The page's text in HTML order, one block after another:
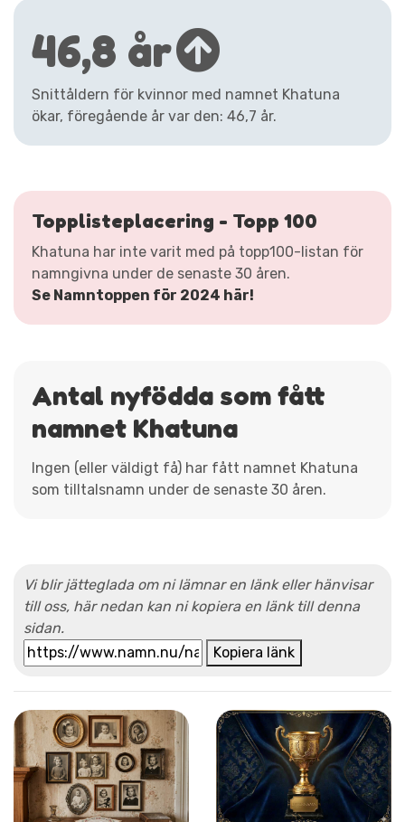
46,8 år
Snittåldern för kvinnor med namnet Khatuna
ökar, föregående år var den: 46,7 år.
Topplisteplacering - Topp 100
Khatuna har inte varit med på topp100-listan för
namngivna under de senaste 30 åren.
Se Namntoppen för 2024 här!
Antal nyfödda som fått
namnet Khatuna
Ingen (eller väldigt få) har fått namnet Khatuna
som tilltalsnamn under de senaste 30 åren.
Vi blir jätteglada om ni lämnar en länk eller hänvisar
till oss, här nedan kan ni kopiera en länk till denna
sidan.
Kopiera länk